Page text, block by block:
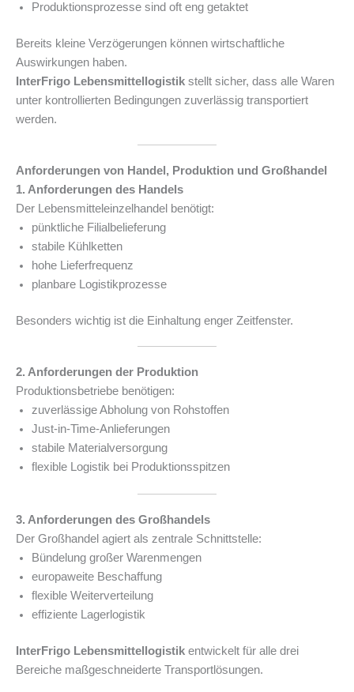
Produktionsprozesse sind oft eng getaktet
Bereits kleine Verzögerungen können wirtschaftliche
Auswirkungen haben.
InterFrigo Lebensmittellogistik stellt sicher, dass alle Waren
unter kontrollierten Bedingungen zuverlässig transportiert
werden.
Anforderungen von Handel, Produktion und Großhandel
1. Anforderungen des Handels
Der Lebensmitteleinzelhandel benötigt:
pünktliche Filialbelieferung
stabile Kühlketten
hohe Lieferfrequenz
planbare Logistikprozesse
Besonders wichtig ist die Einhaltung enger Zeitfenster.
2. Anforderungen der Produktion
Produktionsbetriebe benötigen:
zuverlässige Abholung von Rohstoffen
Just-in-Time-Anlieferungen
stabile Materialversorgung
flexible Logistik bei Produktionsspitzen
3. Anforderungen des Großhandels
Der Großhandel agiert als zentrale Schnittstelle:
Bündelung großer Warenmengen
europaweite Beschaffung
flexible Weiterverteilung
effiziente Lagerlogistik
InterFrigo Lebensmittellogistik entwickelt für alle drei
Bereiche maßgeschneiderte Transportlösungen.